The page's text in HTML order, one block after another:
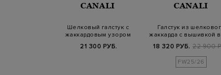
CANALI
Шелковый галстук с
жаккардовым узором
21 300 РУБ.
CANALI
Галстук из
жаккарда с вышивкой
18 320 РУБ. 22 900
FW25/26